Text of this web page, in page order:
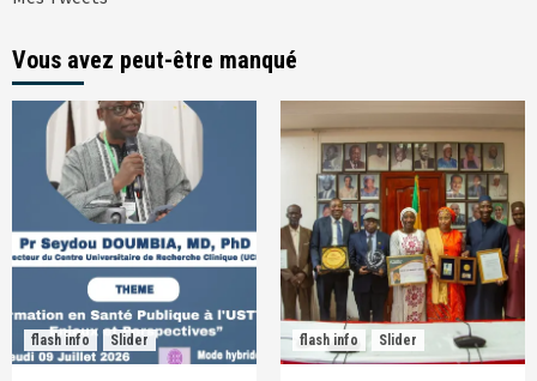
Vous avez peut-être manqué
flash info Slider flash info Slider